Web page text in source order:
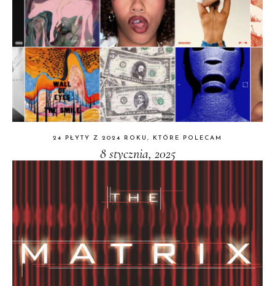
24 PŁYTY Z 2024 ROKU, KTÓRE POLECAM
8 stycznia, 2025